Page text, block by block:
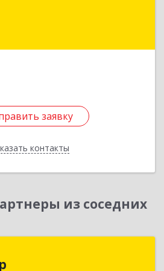
заявку
контакты
обл, Курган г, Куйбышева ул,
заявку
Назад
из соседних